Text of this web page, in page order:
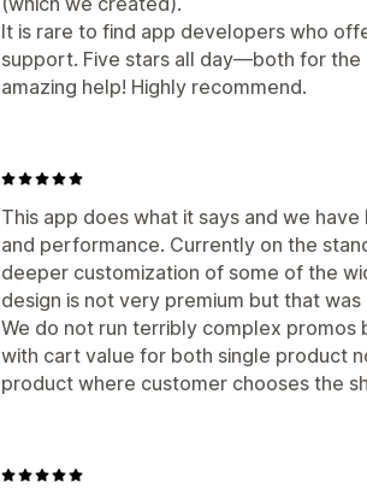
It is rare to find app developers who
support. Five stars all day—both for
amazing help! Highly recommend.
This app does what it says and we
and performance. Currently on the
deeper customization of some of the
design is not very premium but that
We do not run terribly complex
with cart value for both single product
product where customer chooses the